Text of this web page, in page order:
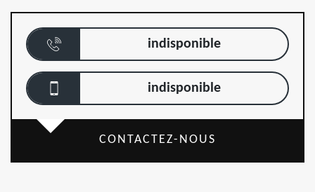
indisponible
indisponible
CONTACTEZ-NOUS